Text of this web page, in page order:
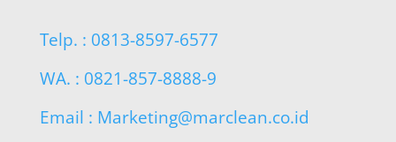
Telp. : 0813-8597-6577
WA. : 0821-857-8888-9
Email : Marketing@marclean.co.id